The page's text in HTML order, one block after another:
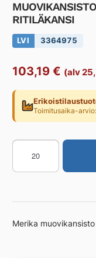
RITILÄKANSI
LVI 3364975
103,19 € (alv
Toimitusaika-
MUOVIKANSISTO
MERIKA
340/160/200
määrä
Merika